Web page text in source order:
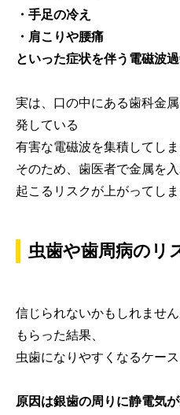
・手足の冷え
・肩こりや腰痛
といった症状を伴う電磁波
実は、口の中にある歯科金
発している
有害な電磁波を集積してしま
そのため、歯医者で金属を
起こるリスクが上がってしま
虫歯や歯周病のリ
信じられないかもしれませ
もらった結果、
虫歯になりやすくなるケース
原因は銀歯の周りに静電気が